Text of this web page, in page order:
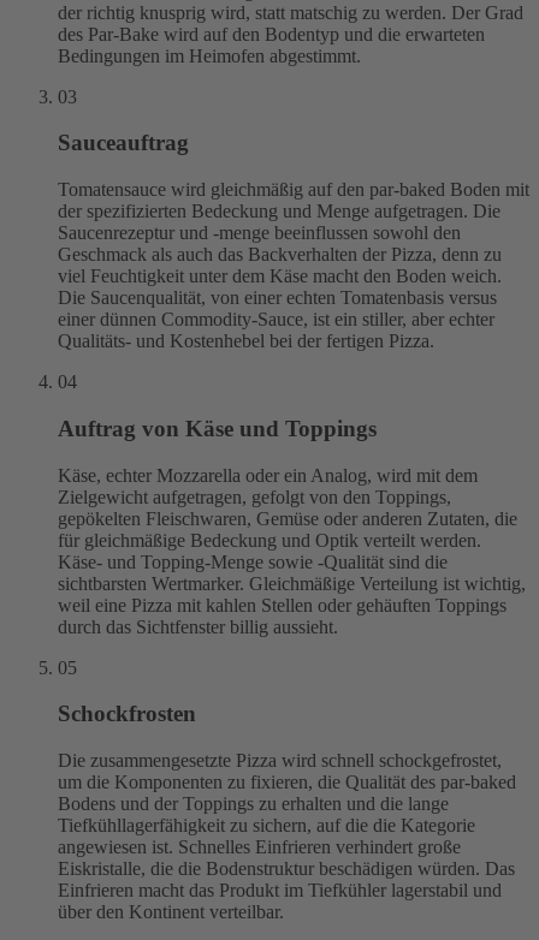
der richtig knusprig wird, statt matschig zu werden. Der Grad
des Par-Bake wird auf den Bodentyp und die erwarteten
Bedingungen im Heimofen abgestimmt.
03
Sauceauftrag
Tomatensauce wird gleichmäßig auf den par-baked Boden mit
der spezifizierten Bedeckung und Menge aufgetragen. Die
Saucenrezeptur und -menge beeinflussen sowohl den
Geschmack als auch das Backverhalten der Pizza, denn zu
viel Feuchtigkeit unter dem Käse macht den Boden weich.
Die Saucenqualität, von einer echten Tomatenbasis versus
einer dünnen Commodity-Sauce, ist ein stiller, aber echter
Qualitäts- und Kostenhebel bei der fertigen Pizza.
04
Auftrag von Käse und Toppings
Käse, echter Mozzarella oder ein Analog, wird mit dem
Zielgewicht aufgetragen, gefolgt von den Toppings,
gepökelten Fleischwaren, Gemüse oder anderen Zutaten, die
für gleichmäßige Bedeckung und Optik verteilt werden.
Käse- und Topping-Menge sowie -Qualität sind die
sichtbarsten Wertmarker. Gleichmäßige Verteilung ist wichtig,
weil eine Pizza mit kahlen Stellen oder gehäuften Toppings
durch das Sichtfenster billig aussieht.
05
Schockfrosten
Die zusammengesetzte Pizza wird schnell schockgefrostet,
um die Komponenten zu fixieren, die Qualität des par-baked
Bodens und der Toppings zu erhalten und die lange
Tiefkühllagerfähigkeit zu sichern, auf die die Kategorie
angewiesen ist. Schnelles Einfrieren verhindert große
Eiskristalle, die die Bodenstruktur beschädigen würden. Das
Einfrieren macht das Produkt im Tiefkühler lagerstabil und
über den Kontinent verteilbar.